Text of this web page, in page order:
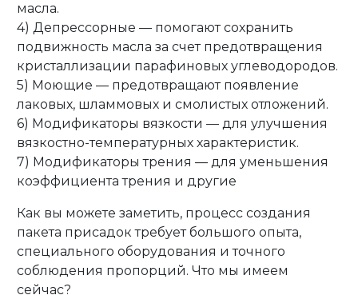
масла.
4) Депрессорные — помогают сохранить
подвижность масла за счет предотвращения
кристаллизации парафиновых углеводородов.
5) Моющие — предотвращают появление
лаковых, шламмовых и смолистых отложений.
6) Модификаторы вязкости — для улучшения
вязкостно-температурных характеристик.
7) Модификаторы трения — для уменьшения
коэффициента трения и другие
Как вы можете заметить, процесс создания
пакета присадок требует большого опыта,
специального оборудования и точного
соблюдения пропорций. Что мы имеем
сейчас?